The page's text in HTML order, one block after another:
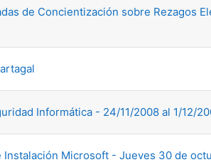
de Concientización sobre Rezagos
Informática - 24/11/2008 al 1/12/
Instalación Microsoft - Jueves 30 de